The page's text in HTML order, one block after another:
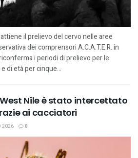
il prelievo del cervo nelle aree
dei comprensori A.C.A.T.E.R. in
i periodi di prelievo per le
di età per cinque...
Nile è stato intercettato
ai cacciatori
2026 0